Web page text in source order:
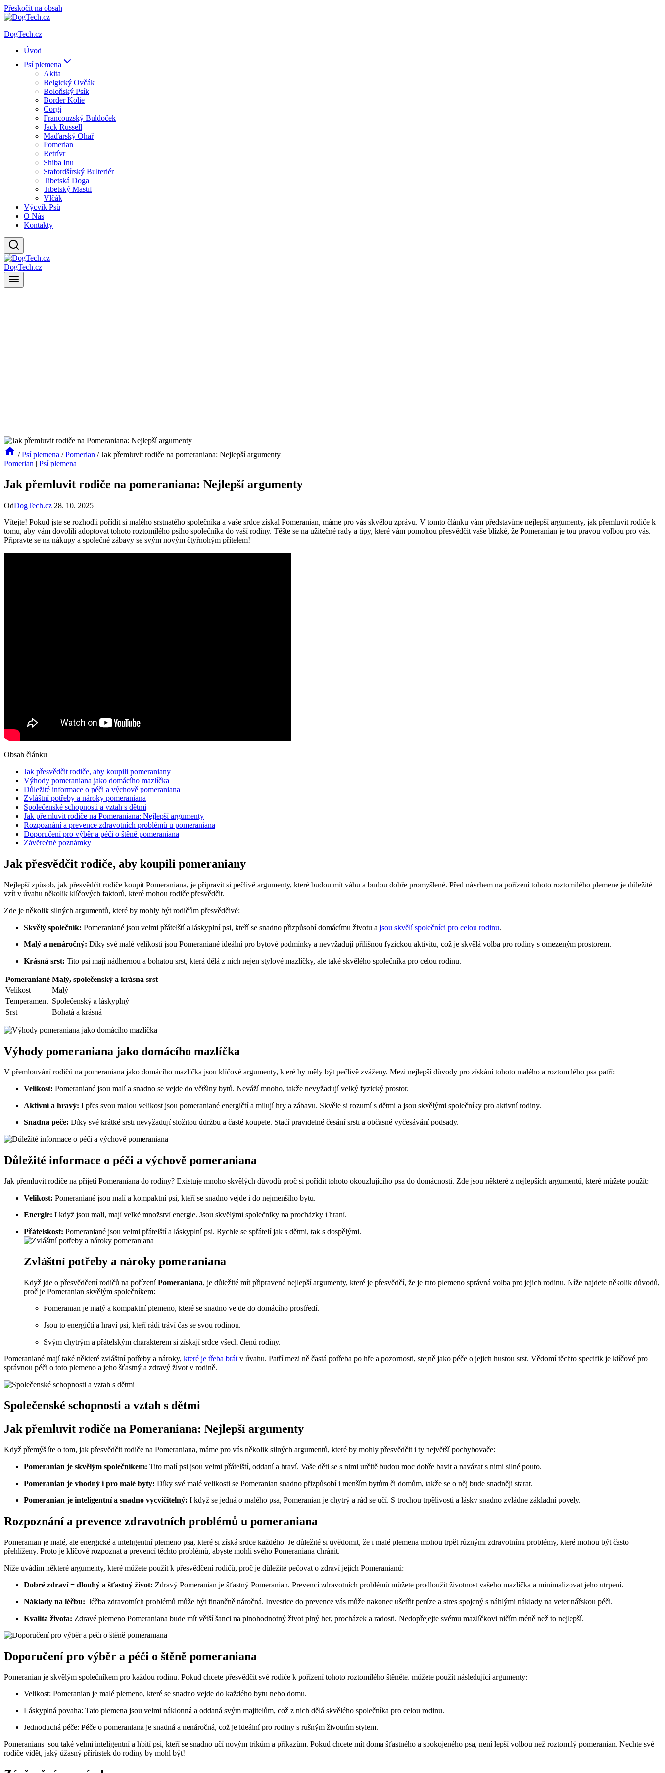
Přeskočit na obsah
DogTech.cz
Úvod
Psí plemena
Akita
Belgický Ovčák
Boloňský Psík
Border Kolie
Corgi
Francouzský Buldoček
Jack Russell
Maďarský Ohař
Pomerian
Retrívr
Shiba Inu
Stafordšírský Bulteriér
Tibetská Doga
Tibetský Mastif
Vlčák
Výcvik Psů
O Nás
Kontakty
DogTech.cz
/ Psí plemena / Pomerian / Jak přemluvit rodiče na pomeraniana: Nejlepší argumenty
Pomerian | Psí plemena
Jak přemluvit rodiče na pomeraniana: Nejlepší argumenty
OdDogTech.cz 28. 10. 2025
Vítejte! Pokud jste ‌se ⁢rozhodli pořídit si ⁤malého srstnatého společníka a vaše srdce získal⁣ Pomeranian, máme ⁤pro vás skvělou ​zprávu. V tomto článku vám představíme nejlepší argumenty, ​jak​ přemluvit ​rodiče k
tomu, aby vám dovolili ⁣adoptovat ​tohoto roztomilého‍ psího společníka‌ do vaší rodiny. Těšte se na‌ užitečné rady a tipy, které vám ⁣pomohou přesvědčit vaše blízké, že⁣ Pomeranian je ‌tou pravou volbou pro vás.
Připravte se na nákupy a společné‌ zábavy se​ svým novým čtyřnohým přítelem!
Obsah článku
Jak přesvědčit rodiče, aby koupili ‌pomeraniany
Výhody pomeraniana⁣ jako domácího mazlíčka
Důležité informace⁣ o​ péči a výchově ‍pomeraniana
Zvláštní potřeby a nároky pomeraniana
Společenské schopnosti a vztah s dětmi
Jak přemluvit rodiče na Pomeraniana: Nejlepší ⁣argumenty
Rozpoznání ⁣a ⁤prevence zdravotních problémů⁣ u pomeraniana
Doporučení⁣ pro výběr a péči o štěně⁣ pomeraniana
Závěrečné poznámky
Jak přesvědčit rodiče, aby koupili ‌pomeraniany
Nejlepší ⁤způsob,‍ jak přesvědčit ‌rodiče‍ koupit Pomeraniana, je připravit si pečlivě⁤ argumenty, které budou mít ‌váhu‍ a budou dobře promyšlené. Před návrhem na⁤ pořízení tohoto ⁢roztomilého plemene je důležité
vzít v ⁢úvahu‌ několik ‍klíčových faktorů, které ​mohou rodiče ​přesvědčit.
Zde je několik silných argumentů, které by mohly být rodičům přesvědčivé:
Skvělý společník: Pomeraniané jsou‌ velmi ⁢přátelští ⁣a ⁤láskyplní psi, ⁣kteří se snadno přizpůsobí domácímu životu ‌a jsou skvělí společníci pro celou rodinu.
Malý a nenáročný: Díky své ⁣malé velikosti jsou ‍Pomeraniané ideální pro bytové podmínky ​a nevyžadují přílišnou fyzickou​ aktivitu, ⁢což je skvělá volba pro ‍rodiny ‌s omezeným prostorem.
Krásná srst: Tito psi mají nádhernou a bohatou srst, která ⁤dělá z nich nejen stylové mazlíčky, ale také skvělého společníka ‌pro celou ‌rodinu.
Pomeraniané Malý, společenský ‍a⁢ krásná srst
Velikost
Malý
Temperament Společenský a láskyplný
Srst
Bohatá a krásná
Výhody pomeraniana⁣ jako domácího mazlíčka
V​ přemlouvání rodičů na pomeraniana jako domácího​ mazlíčka⁣ jsou klíčové ‍argumenty,⁣ které by měly být ⁤pečlivě zváženy. Mezi ⁤nejlepší ⁣důvody‍ pro získání⁣ tohoto malého ‍a roztomilého psa⁤ patří:
Velikost: ​Pomeraniané jsou⁢ malí ⁢a snadno se vejde do většiny bytů. Neváží mnoho, takže‍ nevyžadují velký fyzický ⁤prostor.
Aktivní a hravý: I přes⁤ svou⁢ malou velikost jsou ⁤pomeraniané energičtí a⁤ milují hry ‍a zábavu. Skvěle⁣ si rozumí s dětmi a jsou skvělými společníky pro‍ aktivní rodiny.
Snadná péče: Díky ​své krátké‍ srsti nevyžadují složitou‍ údržbu a‍ časté ⁤koupele. Stačí pravidelné česání ⁣srsti⁤ a ​občasné vyčesávání podsady.
Důležité informace⁣ o​ péči a výchově ‍pomeraniana
Jak přemluvit ⁢rodiče na přijetí Pomeraniana do rodiny?⁣ Existuje mnoho‌ skvělých důvodů ‍proč si pořídit tohoto okouzlujícího ⁤psa do domácnosti. Zde ⁣jsou ‍některé z nejlepších argumentů, ‌které můžete použít:
Velikost: Pomeraniané jsou malí a⁣ kompaktní ‍psi, ⁤kteří⁤ se snadno ⁤vejde i do nejmenšího⁢ bytu.
Energie: I ⁤když jsou malí, mají velké množství energie. Jsou​ skvělými společníky ⁣na ​procházky i hraní.
Přátelskost: Pomeraniané jsou​ velmi přátelští a⁤ láskyplní psi. Rychle ⁢se spřátelí jak s dětmi, ⁣tak s dospělými.
Zvláštní potřeby a nároky pomeraniana
Když ‍jde ⁢o přesvědčení rodičů na pořízeníPomeraniana,⁤ je ​důležité mít připravené nejlepší argumenty, které‌ je přesvědčí, že​ je tato plemeno správná volba pro jejich‌ rodinu. Níže najdete několik důvodů,
proč je Pomeranian‌ skvělým⁤ společníkem:
Pomeranian ⁢je malý ⁤a kompaktní plemeno, které ⁣se ⁣snadno‍ vejde do domácího⁣ prostředí.
Jsou to energičtí a ⁢hraví psi, kteří⁤ rádi tráví čas ​se ‌svou rodinou.
Svým chytrým a přátelským charakterem si získají srdce všech členů⁢ rodiny.
Pomeraniané mají také ⁣některé zvláštní potřeby a nároky, ⁢ které je třeba brát v úvahu. Patří mezi ‍ně⁣ častá potřeba po hře a pozornosti, stejně jako péče o ⁢jejich hustou ⁤srst. ⁣Vědomí těchto specifik⁣ je klíčové pro
správnou ​péči ⁣o toto plemeno‌ a jeho šťastný a ⁣zdravý život v rodině.
Společenské schopnosti a vztah s dětmi
Jak přemluvit rodiče na Pomeraniana: Nejlepší ⁣argumenty
Když ⁤přemýšlíte o tom, jak přesvědčit rodiče⁣ na Pomeraniana, máme pro vás několik silných argumentů, ‍které by mohly přesvědčit i ​ty ⁣největší pochybovače:
Pomeranian je skvělým společníkem: Tito ⁤malí psi jsou velmi‍ přátelští, ‍oddaní a hraví.‌ Vaše děti se⁤ s nimi určitě budou moc ‌dobře bavit a ⁢navázat s nimi silné pouto.
Pomeranian ⁤je vhodný i pro malé ⁢byty: Díky‌ své malé velikosti​ se Pomeranian snadno přizpůsobí i menším bytům či domům, takže se o něj bude snadněji‌ starat.
Pomeranian je inteligentní⁣ a snadno vycvičitelný: I⁢ když se⁢ jedná o malého‌ psa, Pomeranian je chytrý ‍a rád se učí. S trochou trpělivosti a lásky snadno zvládne základní povely.
Rozpoznání ⁣a ⁤prevence zdravotních problémů⁣ u pomeraniana
Pomeranian je malé, ale energické a inteligentní plemeno psa, které si ⁤získá srdce každého. Je⁣ důležité si uvědomit, že i malé⁤ plemena mohou trpět různými ‍zdravotními problémy, které mohou⁣ být často
přehlíženy. Proto je klíčové rozpoznat a prevencí těchto ​problémů,⁤ abyste mohli svého Pomeraniana ⁢chránit.
Níže uvádím​ některé argumenty,⁣ které můžete použít k‌ přesvědčení rodičů,⁣ proč je důležité ⁢pečovat ⁤o⁢ zdraví jejich Pomeranianů:
Dobré zdraví = dlouhý a šťastný život: Zdravý Pomeranian je šťastný⁣ Pomeranian. Prevencí zdravotních⁣ problémů můžete⁢ prodloužit životnost ⁣vašeho​ mazlíčka ⁤a ​minimalizovat jeho utrpení.
Náklady ​na⁢ léčbu: ⁣ léčba zdravotních problémů může být‌ finančně náročná. ⁢Investice do⁢ prevence⁤ vás může nakonec ušetřit peníze a‌ stres spojený ⁤s ‍náhlými ‌náklady ⁤na veterinářskou péči.
Kvalita života: ​Zdravé plemeno Pomeraniana bude mít⁣ větší šanci na⁤ plnohodnotný⁢ život ​plný her, procházek a radosti. Nedopřejejte svému ⁣mazlíčkovi ničím méně než to nejlepší.
Doporučení⁣ pro výběr a péči o štěně⁣ pomeraniana
Pomeranian je skvělým společníkem pro každou rodinu. Pokud chcete přesvědčit⁢ své rodiče​ k pořízení tohoto roztomilého štěněte, můžete použít následující argumenty:
Velikost: Pomeranian je malé plemeno, které se snadno⁢ vejde​ do každého bytu ⁣nebo domu.
Láskyplná ‍povaha: Tato plemena jsou velmi náklonná ‌a oddaná svým majitelům,⁤ což z⁢ nich ​dělá ⁢skvělého společníka pro celou⁣ rodinu.
Jednoduchá péče: Péče o pomeraniana ⁢je ⁣snadná⁣ a nenáročná, což ​je ideální pro rodiny ​s rušným ‌životním stylem.
Pomeranians ⁤jsou také velmi inteligentní a⁤ hbití psi, kteří se snadno učí novým trikům a příkazům. ⁢Pokud chcete mít⁤ doma šťastného a ‍spokojeného ⁤psa, není lepší volbou než roztomilý pomeranian. ⁢Nechte⁢ své
rodiče vidět, jaký úžasný⁢ přírůstek ⁤do rodiny by mohl být!